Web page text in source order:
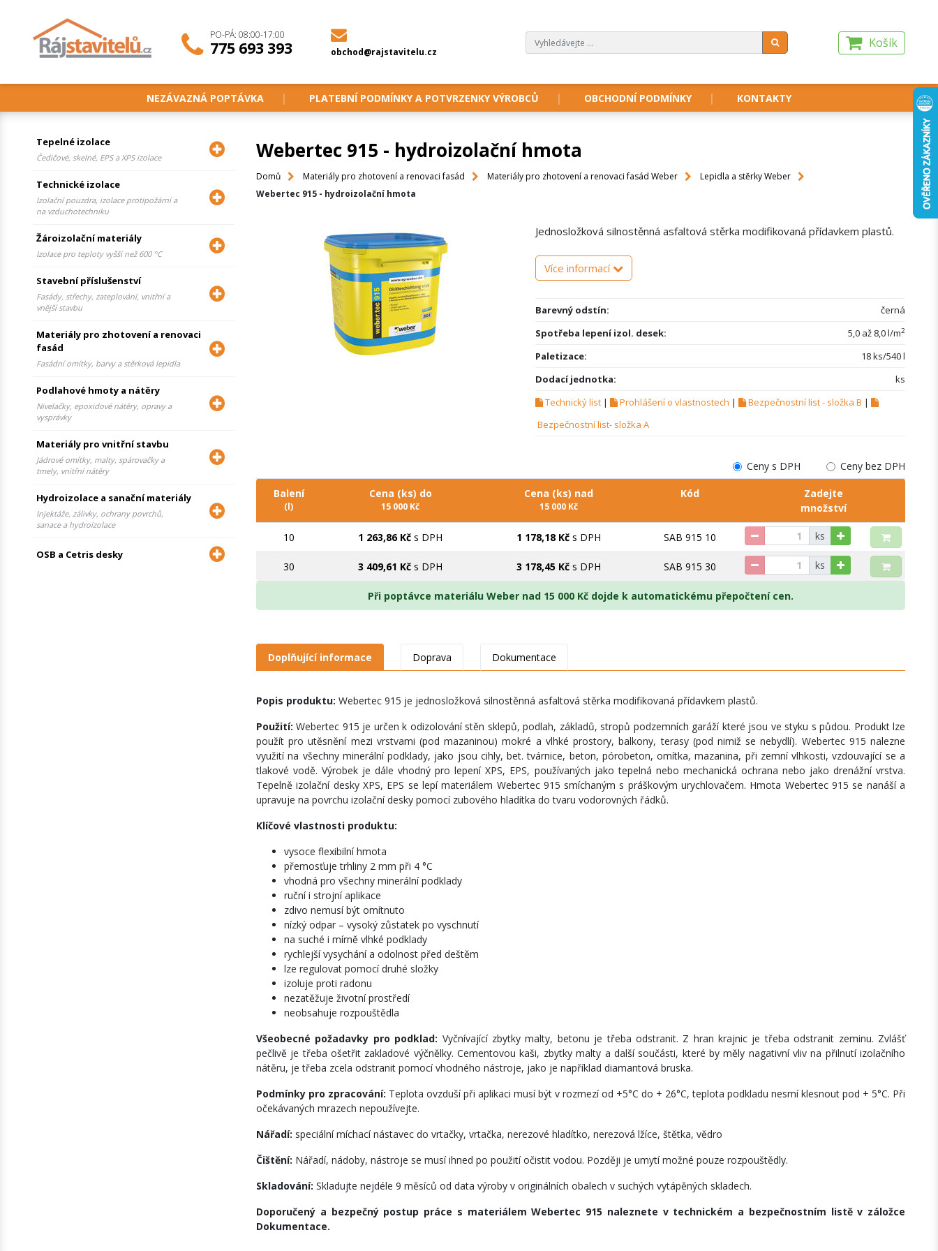
PO-PÁ: 08:00-17:00
775 693 393 obchod@rajstavitelu.cz
Košík
NEZÁVAZNÁ POPTÁVKA PLATEBNÍ PODMÍNKY A POTVRZENKY VÝROBCŮ OBCHODNÍ PODMÍNKY KONTAKTY
Tepelné izolace
Čedičové, skelné, EPS a XPS izolace
Technické izolace
Izolační pouzdra, izolace protipožární a
na vzduchotechniku
Žároizolační materiály
Izolace pro teploty vyšší než 600 °C
Stavební příslušenství
Fasády, střechy, zateplování, vnitřní a
vnější stavbu
Materiály pro zhotovení a renovaci
fasád
Fasádní omítky, barvy a stěrková lepidla
Podlahové hmoty a nátěry
Nivelačky, epoxidové nátěry, opravy a
vysprávky
Materiály pro vnitřní stavbu
Jádrové omítky, malty, spárovačky a
tmely, vnitřní nátěry
Hydroizolace a sanační materiály
Injektáže, zálivky, ochrany povrchů,
sanace a hydroizolace
OSB a Cetris desky
Webertec 915 - hydroizolační hmota
Domů Materiály pro zhotovení a renovaci fasád Materiály pro zhotovení a renovaci fasád Weber
Lepidla a stěrky Weber
Webertec 915 - hydroizolační hmota
Jednosložková silnostěnná asfaltová stěrka modifikovaná přídavkem plastů.
Více informací
Barevný odstín:
černá
Spotřeba lepení izol. desek:
5,0 až 8,0 l/m2
Paletizace:
18 ks/540 l
Dodací jednotka:
ks
Technický list | Prohlášení o vlastnostech | Bezpečnostní list - složka B |
Bezpečnostní list- složka A
Ceny s DPH Ceny bez DPH
Balení
(l)
Cena (ks) do
15 000 Kč
Cena (ks) nad
15 000 Kč
Kód
Zadejte
množství
10 1 263,86 Kč s DPH 1 178,18 Kč s DPH SAB 915 10 ks
30 3 409,61 Kč s DPH 3 178,45 Kč s DPH SAB 915 30 ks
Při poptávce materiálu Weber nad 15 000 Kč dojde k automatickému přepočtení cen.
Doplňující informace Doprava Dokumentace
Popis produktu: Webertec 915 je jednosložková silnostěnná asfaltová stěrka modifikovaná přídavkem plastů.
Použití:Webertec 915 je určen k odizolování stěn sklepů, podlah, základů, stropů podzemních garáží které jsou ve styku s půdou. Produkt lze
použít pro utěsnění mezi vrstvami (pod mazaninou) mokré a vlhké prostory, balkony, terasy (pod nimiž se nebydlí). Webertec 915 nalezne
využití na všechny minerální podklady, jako jsou cihly, bet. tvárnice, beton, pórobeton, omítka, mazanina, při zemní vlhkosti, vzdouvající se a
tlakové vodě. Výrobek je dále vhodný pro lepení XPS, EPS, používaných jako tepelná nebo mechanická ochrana nebo jako drenážní vrstva.
Tepelně izolační desky XPS, EPS se lepí materiálem Webertec 915 smíchaným s práškovým urychlovačem. Hmota Webertec 915 se nanáší a
upravuje na povrchu izolační desky pomocí zubového hladítka do tvaru vodorovných řádků.
Klíčové vlastnosti produktu:
vysoce flexibilní hmota
přemosťuje trhliny 2 mm při 4 °C
vhodná pro všechny minerální podklady
ruční i strojní aplikace
zdivo nemusí být omítnuto
nízký odpar – vysoký zůstatek po vyschnutí
na suché i mírně vlhké podklady
rychlejší vysychání a odolnost před deštěm
lze regulovat pomocí druhé složky
izoluje proti radonu
nezatěžuje životní prostředí
neobsahuje rozpouštědla
Všeobecné požadavky pro podklad: Vyčnívající zbytky malty, betonu je třeba odstranit. Z hran krajnic je třeba odstranit zeminu. Zvlášť
pečlivě je třeba ošetřit zakladové výčnělky. Cementovou kaši, zbytky malty a další součásti, které by měly nagativní vliv na přilnutí izolačního
nátěru, je třeba zcela odstranit pomocí vhodného nástroje, jako je například diamantová bruska.
Podmínky pro zpracování: Teplota ovzduší při aplikaci musí být v rozmezí od +5°C do + 26°C, teplota podkladu nesmí klesnout pod + 5°C. Při
očekávaných mrazech nepoužívejte.
Nářadí: speciální míchací nástavec do vrtačky, vrtačka, nerezové hladítko, nerezová lžíce, štětka, vědro
Čištění: Nářadí, nádoby, nástroje se musí ihned po použití očistit vodou. Později je umytí možné pouze rozpouštědly.
Skladování: Skladujte nejdéle 9 měsíců od data výroby v originálních obalech v suchých vytápěných skladech.
Doporučený a bezpečný postup práce s materiálem Webertec 915 naleznete v technickém a bezpečnostním listě v záložce
Dokumentace.